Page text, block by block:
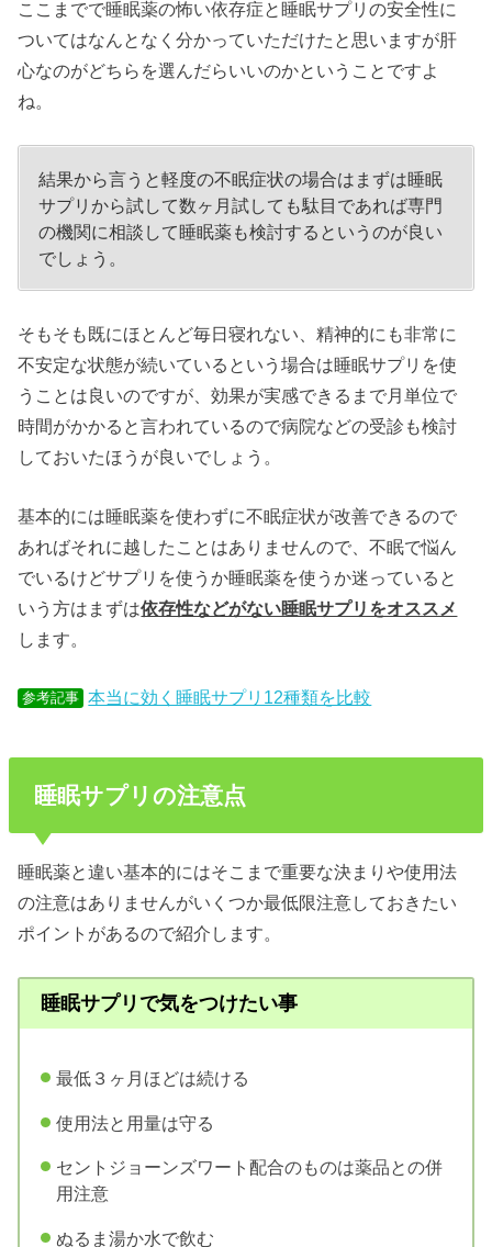
ここまでで睡眠薬の怖い依存症と睡眠サプリの安全性に
ついてはなんとなく分かっていただけたと思いますが肝
心なのがどちらを選んだらいいのかということですよ
ね。
結果から言うと軽度の不眠症状の場合はまずは睡眠
サプリから試して数ヶ月試しても駄目であれば専門
の機関に相談して睡眠薬も検討するというのが良い
でしょう。
そもそも既にほとんど毎日寝れない、精神的にも非常に
不安定な状態が続いているという場合は睡眠サプリを使
うことは良いのですが、効果が実感できるまで月単位で
時間がかかると言われているので病院などの受診も検討
しておいたほうが良いでしょう。
基本的には睡眠薬を使わずに不眠症状が改善できるので
あればそれに越したことはありませんので、不眠で悩ん
でいるけどサプリを使うか睡眠薬を使うか迷っていると
いう方はまずは依存性などがない睡眠サプリをオススメ
します。
参考記事 本当に効く睡眠サプリ12種類を比較
睡眠サプリの注意点
睡眠薬と違い基本的にはそこまで重要な決まりや使用法
の注意はありませんがいくつか最低限注意しておきたい
ポイントがあるので紹介します。
睡眠サプリで気をつけたい事
最低３ヶ月ほどは続ける
使用法と用量は守る
セントジョーンズワート配合のものは薬品との併
用注意
ぬるま湯か水で飲む